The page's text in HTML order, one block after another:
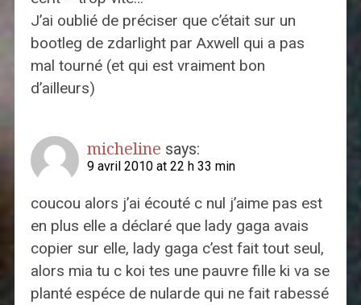
J’ai oublié de préciser que c’était sur un
bootleg de zdarlight par Axwell qui a pas
mal tourné (et qui est vraiment bon
d’ailleurs)
micheline says:
9 avril 2010 at 22 h 33 min
coucou alors j’ai écouté c nul j’aime pas est
en plus elle a déclaré que lady gaga avais
copier sur elle, lady gaga c’est fait tout seul,
alors mia tu c koi tes une pauvre fille ki va se
planté espéce de nularde qui ne fait rabessé